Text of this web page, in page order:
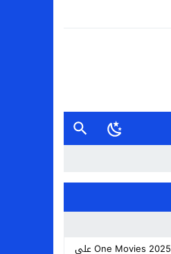
تردد قناة One Movies 2025 على